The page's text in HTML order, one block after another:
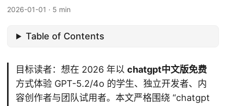
2026-01-01 · 5 min
Table of Contents
目标读者：想在 2026 年以 chatgpt中文版免费
方式体验 GPT-5.2/4o 的学生、独立开发者、内
容创作者与团队试用者。本文严格围绕 “chatgpt